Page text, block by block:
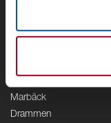
Debe
Marbäck
Drammen